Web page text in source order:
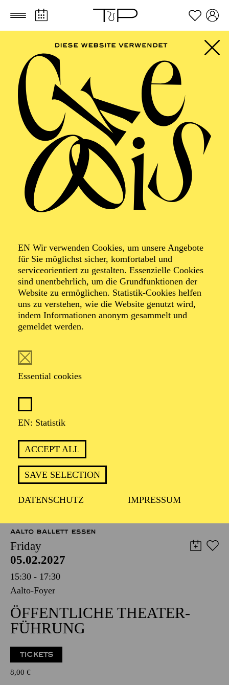
Zum Hauptinhalt springen Zum Footer springen
EN Wir verwenden Cookies, um unsere Angebote
für Sie möglichst sicher, komfortabel und
serviceorientiert zu gestalten. Essenzielle Cookies
sind unentbehrlich, um die Grundfunktionen der
Website zu ermöglichen. Statistik-Cookies helfen
uns zu verstehen, wie die Website genutzt wird,
indem Informationen anonym gesammelt und
gemeldet werden.
Essential cookies
EN: Statistik
ACCEPT ALL
SAVE SELECTION
DATENSCHUTZ IMPRESSUM
FILTER
FEBRUARY 2027
AALTO BALLETT ESSEN
Wednesday
03.02.2027
17:30 - 19:00
Alto Theater
PHILHARMONIE ESSEN
Thursday
04.02.2027
11:00 - 12:00
PHILHARMONIE ENTDECKEN ·
KOMPOSITIONSPROJEKT
ERZÄHLT
WEITERFÜHRENDE SCHULEN
Für Jugendliche und Kinder ab 10 Jahren
TICKETS
12,00€
AALTO BALLETT ESSEN
Friday
05.02.2027
15:30 - 17:30
Aalto-Foyer
ÖFFENTLICHE THEATER­
FÜHRUNG
TICKETS
8,00 €